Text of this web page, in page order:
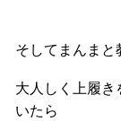
そしてまんまと
大人しく上履き
いたら